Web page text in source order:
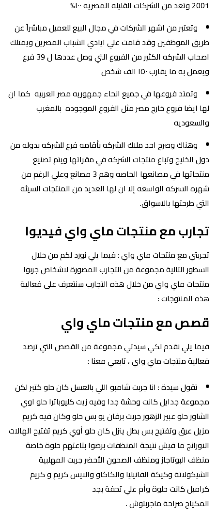
2001 وتعد من الشركات القليله المصريه ١٠٠%
وتعتبر من اشهر الشركات في مجال البيع للعميل مباشراً عن
طريق الموظفين وقد قامت علي ايادي الشباب المصرين ويمتلك
اصحاب الشركه الكثير من الفروع التي وصل عددها ل 39 فرع
ويعمل به ما يقارب ١٥٠ الف شخص
وتمتد فروعها في جميع انحاء جمهوريه مصر العربيه كما ان
لها ايضا فروع خارج مصر مثل الفروع الموجوده بالمغرب
والسعوديه
وهناك وصرح احد ملاك الشركه بأقامه فرع للشركه بدوله من
دول الخليج وتباع منتجات الشركه في مقراتها ويتم تصنيع
منتجاتها في مصانعها الخاصه وهم 3 مصانع وعلي الرغم من
شهره السركه الواسعه إلا ان لها العديد من المنتجات السيئه
التي طرحتها بالاسواق.
تجارب مع منتجات ماي واي فيديوا
تجربتي مع منتجات ماي واي : فيما يلي نورد لكم من خلال
السطور التالية مجموعة من التجارب المصورة لاشخاص جربوا
منتجات ماي واي من خلال هذه التجارب سنتعرف على فعالية
هذه المنتوجات :
قصص مع منتجات ماي واي
فيما يلي نقدم لكي سيدتي مجموعة من القصص التي ترصد
فعالية منتجات ماي واي ، تابعي معنا :
تقول سيدة : انا جربت شامبو اللي بالعسل كان حلو كتير لكن
مجموعة جدايل كانت وحشة جدا وفيه زيت كليوباترا حلو اوي
الشاور حلو عبير الزهور جربت برفان يو بس حلو وكان فيه كريم
مزيل عرق وتفتيح بس بطل ينزل كان حلو أوي كريم تفتيح الهالات
الاورانج ما فيش نتيجة المنظفات برضوا بتاعتهم حلوة خاصة
منظف البوتاجاز ومنظف الصحون الأخضر جربت المهلبية
الشيكولاتة وكيكة الفانيليا والكاكاو والايس كريم و كريم
كراميل كانت حلوة وأم علي تحفة بجد
المكياج صراحة ماجربتوش .